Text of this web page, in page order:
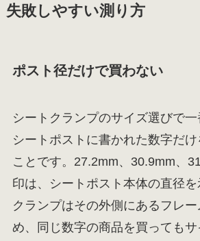
失敗しやすい測り方
ポスト径だけで買わない
シートクランプのサイズ選びで一
シートポストに書かれた数字だ
ことです。27.2mm、30.9mm、
印は、シートポスト本体の直径を
クランプはその外側にあるフレ
め、同じ数字の商品を買っても